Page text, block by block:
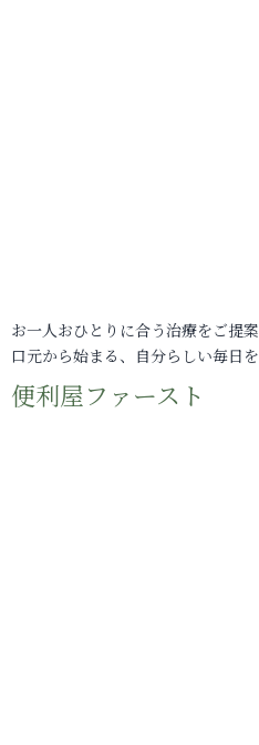
お一人おひとりに合う治療をご提案
口元から始まる、自分らしい毎日を
便利屋ファースト